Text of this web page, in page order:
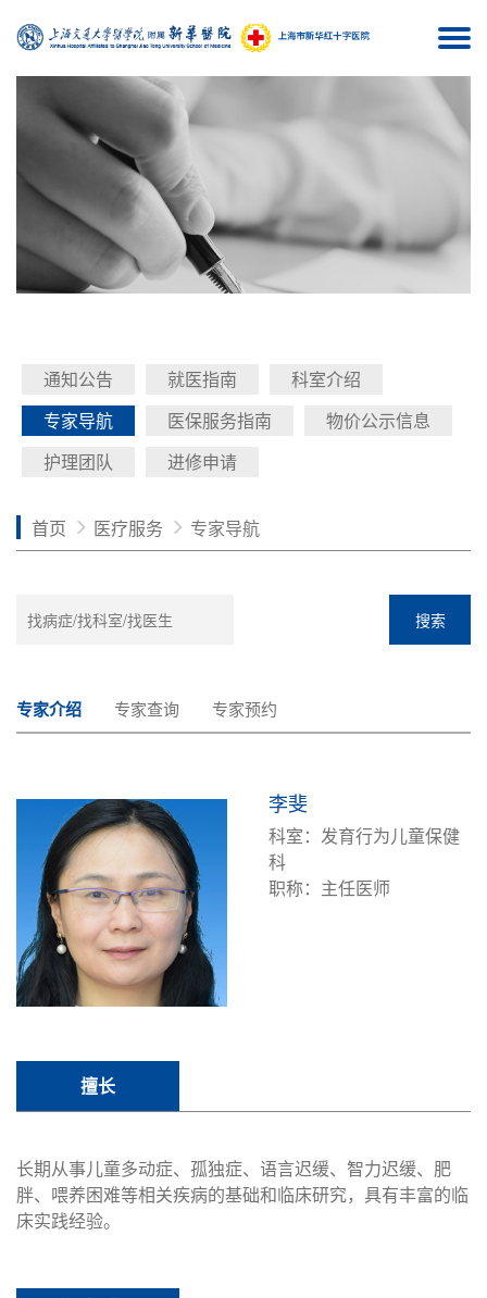
通知公告 就医指南
科室介绍
专家导航
医保服务指南
物价公示信息
护理团队
进修申请
首页 医疗服务 专家导航
搜索
专家介绍 专家查询 专家预约
李斐
科室：发育行为儿童保健
科
职称：主任医师
擅长
长期从事儿童多动症、孤独症、语言迟缓、智力迟缓、肥
胖、喂养困难等相关疾病的基础和临床研究，具有丰富的临
床实践经验。